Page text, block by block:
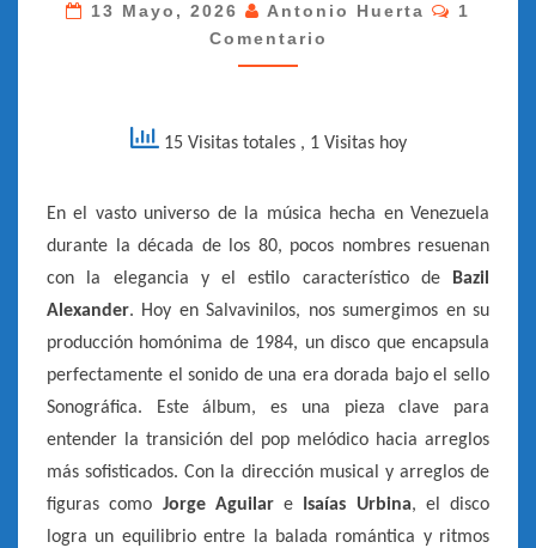
–
13 Mayo, 2026 Antonio Huerta
1
Comentario
15 Visitas totales , 1 Visitas hoy
En el vasto universo de la música hecha en Venezuela
durante la década de los 80, pocos nombres resuenan
con la elegancia y el estilo característico de
Bazil
Alexander. Hoy en Salvavinilos, nos sumergimos en su
producción homónima de 1984, un disco que encapsula
perfectamente el sonido de una era dorada bajo el sello
Sonográfica. Este álbum, es una pieza clave para
entender la transición del pop melódico hacia arreglos
más sofisticados. Con la dirección musical y arreglos de
figuras como Jorge Aguilare Isaías Urbina, el disco
logra un equilibrio entre la balada romántica y ritmos